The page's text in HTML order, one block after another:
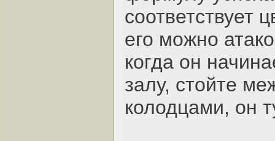
соответствует
его можно
когда он
залу, стойте
колодцами, он